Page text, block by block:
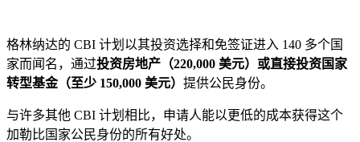
格林纳达的 CBI 计划以其投资选择和免签证进入 140 多个国
家而闻名，通过投资房地产（220,000 美元）或直接投资国家
转型基金（至少 150,000 美元） 提供公民身份。
与许多其他 CBI 计划相比，申请人能以更低的成本获得这个
加勒比国家公民身份的所有好处。